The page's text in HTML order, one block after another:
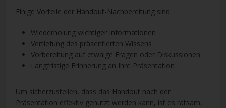
Einige Vorteile der Handout-Nachbereitung sind:
Wiederholung wichtiger Informationen
Vertiefung des präsentierten Wissens
Vorbereitung auf etwaige Fragen oder Diskussionen
Langfristige Erinnerung an Ihre Präsentation
Um sicherzustellen, dass das Handout nach der
Präsentation effektiv genutzt werden kann, ist es ratsam,